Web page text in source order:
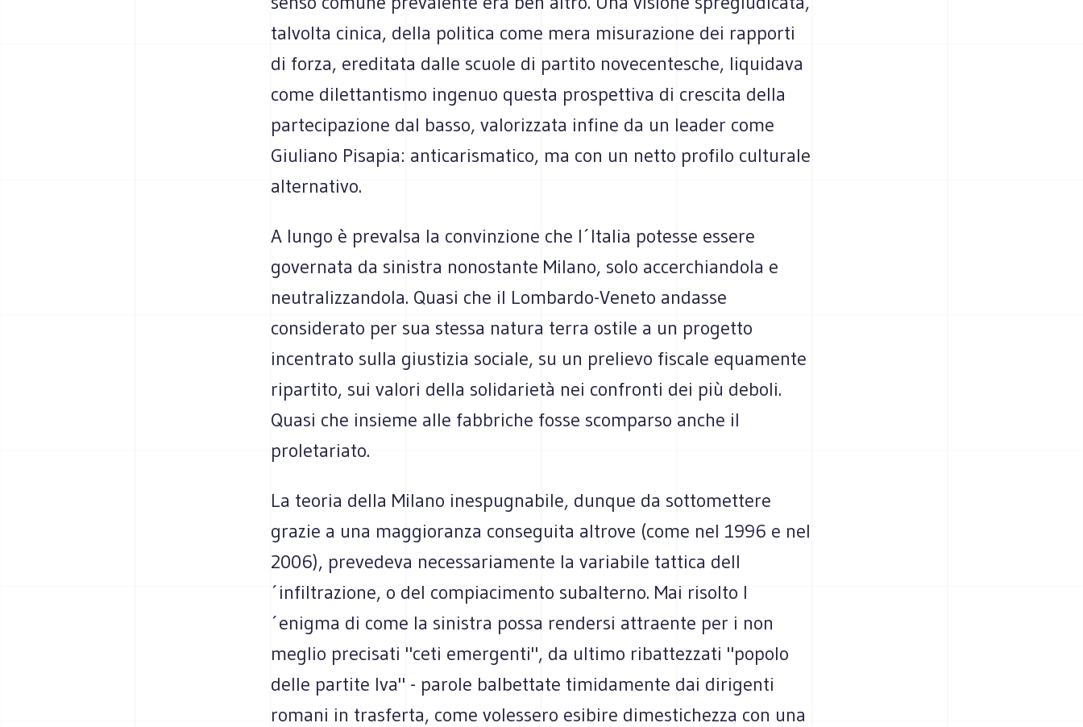
talvolta cinica, della politica come mera misurazione dei rapporti
di forza, ereditata dalle scuole di partito novecentesche, liquidava
come dilettantismo ingenuo questa prospettiva di crescita della
partecipazione dal basso, valorizzata infine da un leader come
Giuliano Pisapia: anticarismatico, ma con un netto profilo culturale
alternativo.
A lungo è prevalsa la convinzione che l´Italia potesse essere
governata da sinistra nonostante Milano, solo accerchiandola e
neutralizzandola. Quasi che il Lombardo-Veneto andasse
considerato per sua stessa natura terra ostile a un progetto
incentrato sulla giustizia sociale, su un prelievo fiscale equamente
ripartito, sui valori della solidarietà nei confronti dei più deboli.
Quasi che insieme alle fabbriche fosse scomparso anche il
proletariato.
La teoria della Milano inespugnabile, dunque da sottomettere
grazie a una maggioranza conseguita altrove (come nel 1996 e nel
2006), prevedeva necessariamente la variabile tattica dell
´infiltrazione, o del compiacimento subalterno. Mai risolto l
´enigma di come la sinistra possa rendersi attraente per i non
meglio precisati "ceti emergenti", da ultimo ribattezzati "popolo
delle partite Iva" - parole balbettate timidamente dai dirigenti
romani in trasferta, come volessero esibire dimestichezza con una